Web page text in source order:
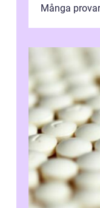
Många